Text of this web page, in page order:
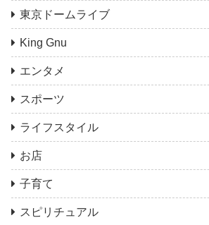
東京ドームライブ
King Gnu
エンタメ
スポーツ
ライフスタイル
お店
子育て
スピリチュアル